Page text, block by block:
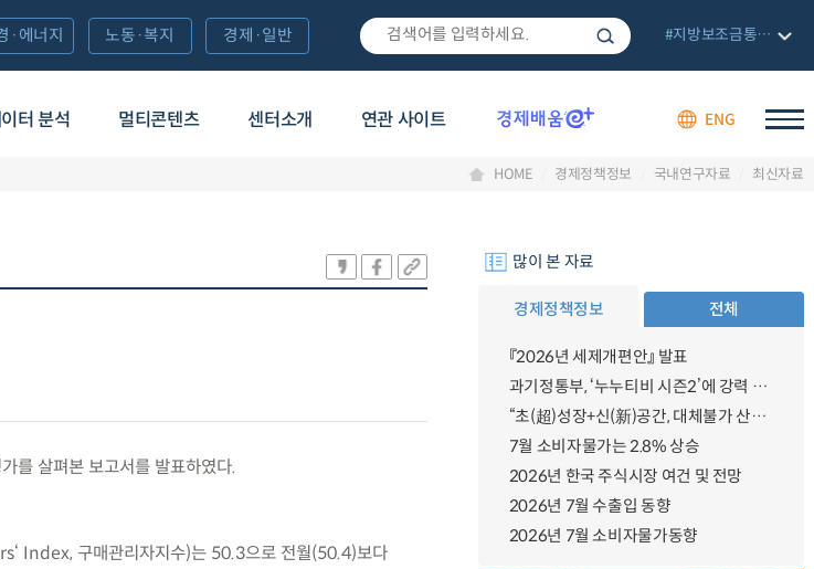
터 분석 멀티콘텐츠 센터소개 연관 사이트 ENG
·에너지 노동·복지 경제·일반 #지방보조금통합관리망
HOME 경제정책정보 국내연구자료 최신자료
를 살펴본 보고서를 발표하였다.
Index, 구매관리자지수)는 50.3으로 전월(50.4)보다
많이 본 자료
경제정책정보 전체
『2026년 세제개편안』 발표
과기정통부, ‘누누티비 시즌2’에 강력 대응 의지 밝혀
“초(超)성장+신(新)공간, 대체불가 산업강국”
7월 소비자물가는 2.8% 상승
2026년 한국 주식시장 여건 및 전망
2026년 7월 수출입 동향
2026년 7월 소비자물가동향